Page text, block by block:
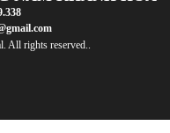
All rights reserved..